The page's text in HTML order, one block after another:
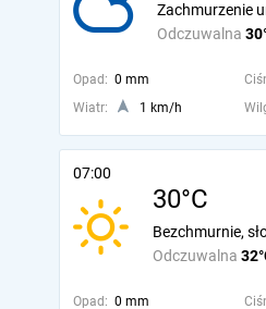
Odczuwalna
Zachmurzenie
Opad: 0 mm
Wiatr:
1 km/h
07:00
30°C
Odczuwalna
Bezchmurnie,
Opad: 0 mm